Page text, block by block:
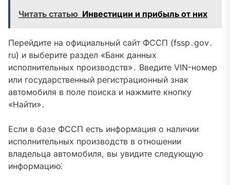
Читать статью Инвестиции и прибыль от них
Перейдите на официальный сайт ФССП (fssp․gov․
ru) и выберите раздел «Банк данных
исполнительных производств»․ Введите VIN-номер
или государственный регистрационный знак
автомобиля в поле поиска и нажмите кнопку
«Найти»․
Если в базе ФССП есть информация о наличии
исполнительных производств в отношении
владельца автомобиля, вы увидите следующую
информацию⁚